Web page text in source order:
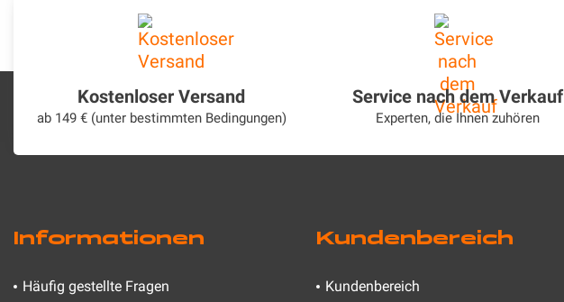
Kostenloser Versand
ab 149 € (unter bestimmten Bedingungen)
Service nach dem Verkauf
Experten, die Ihnen zuhören
Informationen
Häufig gestellte Fragen
Kundenbereich
Kundenbereich